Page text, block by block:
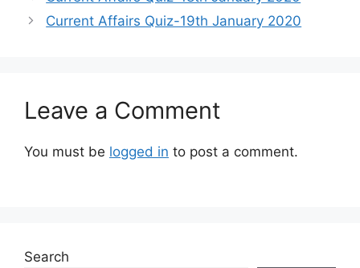
Current Affairs Quiz-19th January 2020
Leave a Comment
You must be logged in to post a comment.
Search